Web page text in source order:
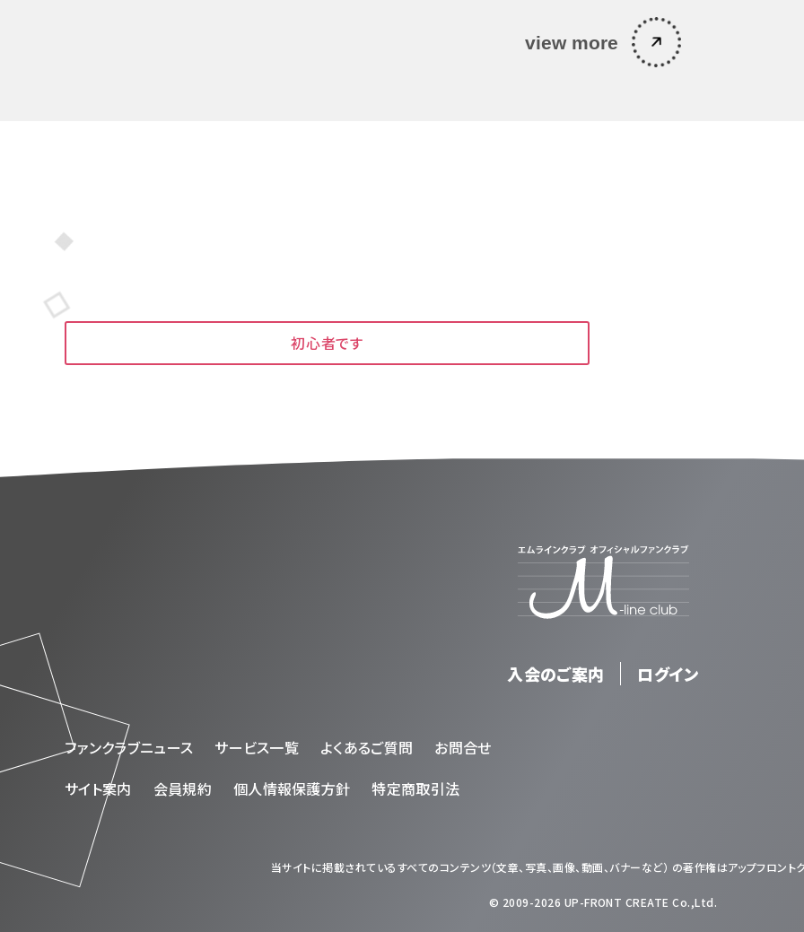
view more
LINK
リンク 初心者です
入会のご案内 ログイン
ファンクラブニュース サービス一覧 よくあるご質問
お問合せ
サイト案内
会員規約 個人情報保護方針 特定商取引法
当サイトに掲載されているすべてのコンテンツ（文章、写真、画像、動画、バナーなど） の著作権はアップフロント
© 2009-2026 UP-FRONT CREATE Co.,Ltd.